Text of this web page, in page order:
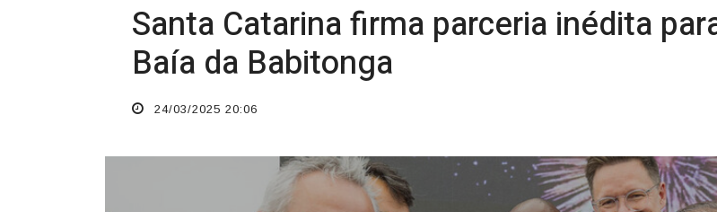
Santa Catarina firma parceria inédita
Baía da Babitonga
24/03/2025 20:06